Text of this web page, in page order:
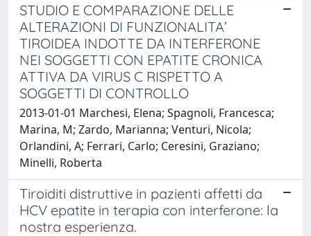
STUDIO E COMPARAZIONE DELLE
ALTERAZIONI DI FUNZIONALITA’
TIROIDEA INDOTTE DA INTERFERONE
NEI SOGGETTI CON EPATITE CRONICA
ATTIVA DA VIRUS C RISPETTO A
SOGGETTI DI CONTROLLO
2013-01-01 Marchesi, Elena; Spagnoli, Francesca;
Marina, M; Zardo, Marianna; Venturi, Nicola;
Orlandini, A; Ferrari, Carlo; Ceresini, Graziano;
Minelli, Roberta
Tiroiditi distruttive in pazienti affetti da
HCV epatite in terapia con interferone: la
nostra esperienza.